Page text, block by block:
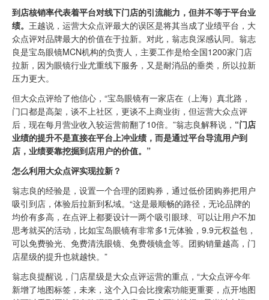
到店核销率代表着平台对线下门店的引流能力，但并不等于平台业
绩。 王越说，运营大众点评最大的误区是将其当成了业绩平台，大
众点评对品牌最大的价值在于拉新。对此，翁志良深感认同。翁志
良是宝岛眼镜MCN机构的负责人，主要工作是给全国1200家门店
拉新，因为眼镜行业尤重线下服务，又是耐消品的垂类，所以拉新
压力更大。
但大众点评给了他信心，“宝岛眼镜有一家店在（上海）真北路，
门口都是高架，谈不上社区，更谈不上商业街，但运营大众点评
后，现在每月营业收入较运营前翻了10倍。”翁志良解释说， “门店
业绩的提升不是直接在平台上冲业绩，而是通过平台导流用户到
店，业绩要靠挖掘到店用户的价值。”
怎么利用大众点评实现拉新？
翁志良的经验是，设置一个合理的团购券，通过低价团购券把用户
吸引到店，体验后拉新到私域。“这是最顺畅的路径，无论品牌的
均价有多高，在点评上都要设计一两个吸引眼球、可以让用户不加
思考就买的活动，比如宝岛眼镜有非常多1元体验，9.9元权益包，
可以免费验光、免费清洗眼镜、免费领镜盒等。团购销量越高，门
店星级的提升也就越快。”
翁志良提醒说，门店星级是大众点评运营的重点，“大众点评今年
新增了地图标签，未来，这个入口会比搜索功能更重要，点开地图